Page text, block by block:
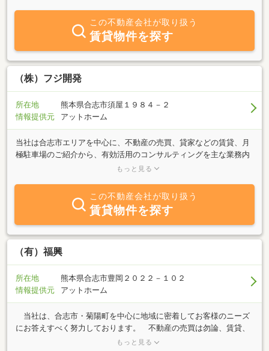
す。お客様の不動産や、いま話題になっている空家についてのお悩
みにも耳を傾け、さらに住み良い街づくりのお役に立ちたいと思っ
ています。こじんまりとした家庭的な事務所ですが、お気軽にお立
ち寄りください。暖かいコーヒーでおもてなしさせて頂きます。
この不動産会社が取り扱う
賃貸物件を探す
（株）フジ開発
所在地
熊本県合志市須屋１９８４－２
情報提供元
アットホーム
当社は合志市エリアを中心に、不動産の売買、貸家などの賃貸、月
極駐車場のご紹介から、有効活用のコンサルティングを主な業務内
容とする不動産会社です。この地域で培った取引経験を基に、お客
ス停前に１日駐車場をご提供しておりますので、福岡方面へのバス
利用時にはご利用をご検討ください。
もっと見る
この不動産会社が取り扱う
賃貸物件を探す
（有）福興
所在地
熊本県合志市豊岡２０２２－１０２
情報提供元
アットホーム
当社は、合志市・菊陽町を中心に地域に密着してお客様のニーズ
にお答えすべく努力しております。 不動産の売買は勿論、賃貸、
管理その他不動産に関してご相談に応じています。お気軽にご来店
もっと見る